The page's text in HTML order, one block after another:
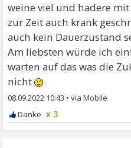
weine viel und hadere
zur Zeit auch krank
auch kein Dauerzustand
Am liebsten würde ich
warten auf das was die
nicht
08.09.2022 10:43 •
x 3